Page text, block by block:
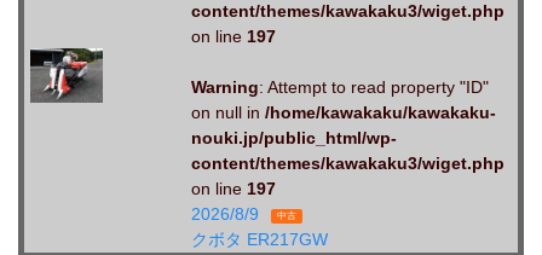
content/themes/kawakaku3/wiget.php
on line 197
Warning: Attempt to read property "ID"
on null in /home/kawakaku/kawakaku-
nouki.jp/public_html/wp-
content/themes/kawakaku3/wiget.php
on line 197
2026/8/9
中古
クボタ ER217GW